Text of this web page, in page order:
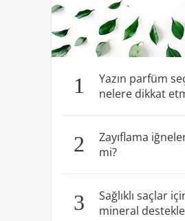
1
Yazın parfüm
nelere dikkat
2
Zayıflama
mi?
3
Sağlıklı saçlar
mineral